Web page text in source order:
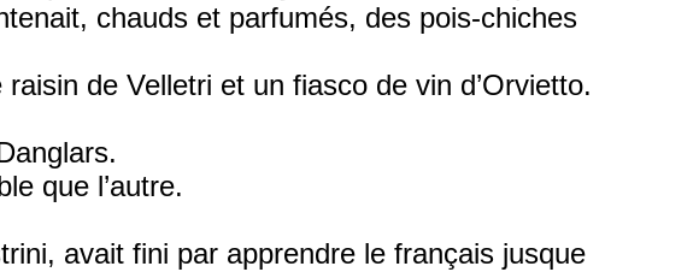
chauds et parfumés, des pois-chiches
de Velletri et un fiasco de vin d’Orvietto.
que l’autre.
avait fini par apprendre le français jusque